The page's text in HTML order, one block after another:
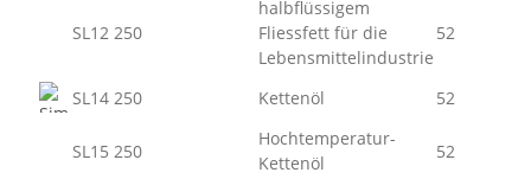
SL12 250
halbflüssigem
Fliessfett für die
Lebensmittelindustrie
52
SL14 250 Kettenöl 52
SL15 250
Hochtemperatur-
Kettenöl
52